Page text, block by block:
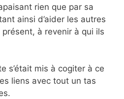
rien que par sa
ainsi d’aider les autres
à revenir à qui ils
s’était mis à cogiter à ce
liens avec tout un tas